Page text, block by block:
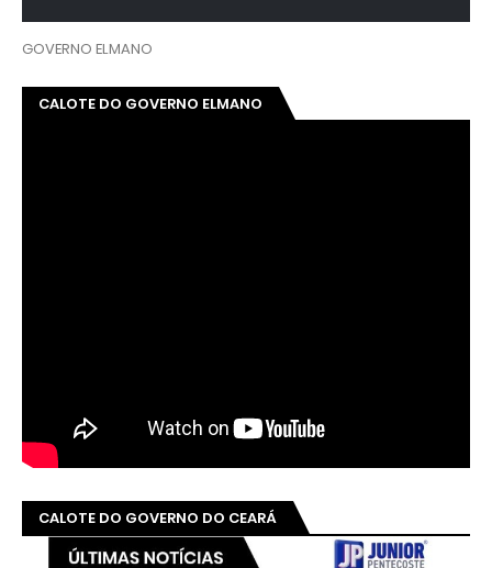
GOVERNO ELMANO
CALOTE DO GOVERNO ELMANO
CALOTE DO GOVERNO DO CEARÁ